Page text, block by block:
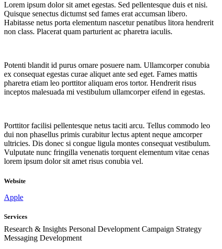
Lorem ipsum dolor sit amet egestas. Sed pellentesque duis et nisi.
Quisque senectus dictumst sed fames erat accumsan libero.
Habitasse netus porta elementum nascetur penatibus litora hendrerit
non class. Placerat quam parturient ac pharetra iaculis.
Potenti blandit id purus ornare posuere nam. Ullamcorper conubia
ex consequat egestas curae aliquet ante sed eget. Fames mattis
pharetra etiam leo porttitor aliquam eros tortor. Hendrerit risus
inceptos malesuada mi vestibulum ullamcorper eifend in egestas.
Porttitor facilisi pellentesque netus taciti arcu. Tellus commodo leo
dui non phasellus primis curabitur lectus aptent neque amcorper
ultricies. Dis donec si congue ligula montes consequat vestibulum.
Vulputate nunc fringilla venenatis torquent elementum vitae cenas
lorem ipsum dolor sit amet risus conubia vel.
Website
Apple
Services
Research & Insights Personal Development Campaign Strategy
Messaging Development